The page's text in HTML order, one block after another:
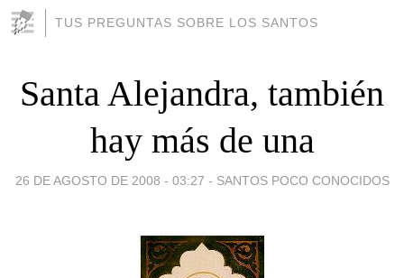
TUS PREGUNTAS SOBRE LOS SANTOS
Santa Alejandra, también
hay más de una
26 DE AGOSTO DE 2008 - 03:27 - SANTOS POCO CONOCIDOS